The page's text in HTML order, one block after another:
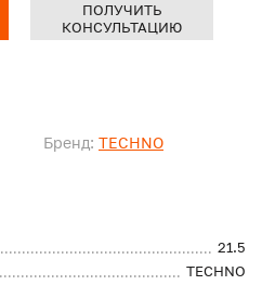
Бренд: TECHNO
21.5
TECHNO
ПОЛУЧИТЬ
КОНСУЛЬТАЦИЮ